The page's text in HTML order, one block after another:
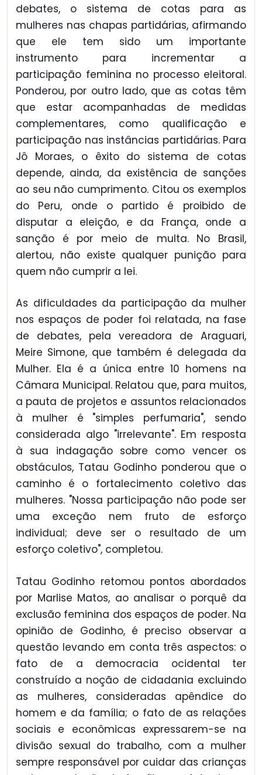
debates, o sistema de cotas para as
mulheres nas chapas partidárias, afirmando
que ele tem sido um importante
instrumento para incrementar a
participação feminina no processo eleitoral.
Ponderou, por outro lado, que as cotas têm
que estar acompanhadas de medidas
complementares, como qualificação e
participação nas instâncias partidárias. Para
Jô Moraes, o êxito do sistema de cotas
depende, ainda, da existência de sanções
ao seu não cumprimento. Citou os exemplos
do Peru, onde o partido é proibido de
disputar a eleição, e da França, onde a
sanção é por meio de multa. No Brasil,
alertou, não existe qualquer punição para
quem não cumprir a lei.
As dificuldades da participação da mulher
nos espaços de poder foi relatada, na fase
de debates, pela vereadora de Araguari,
Meire Simone, que também é delegada da
Mulher. Ela é a única entre 10 homens na
Câmara Municipal. Relatou que, para muitos,
a pauta de projetos e assuntos relacionados
à mulher é "simples perfumaria", sendo
considerada algo "irrelevante". Em resposta
à sua indagação sobre como vencer os
obstáculos, Tatau Godinho ponderou que o
caminho é o fortalecimento coletivo das
mulheres. "Nossa participação não pode ser
uma exceção nem fruto de esforço
individual; deve ser o resultado de um
esforço coletivo", completou.
Tatau Godinho retomou pontos abordados
por Marlise Matos, ao analisar o porquê da
exclusão feminina dos espaços de poder. Na
opinião de Godinho, é preciso observar a
questão levando em conta três aspectos: o
fato de a democracia ocidental ter
construído a noção de cidadania excluindo
as mulheres, consideradas apêndice do
homem e da família; o fato de as relações
sociais e econômicas expressarem-se na
divisão sexual do trabalho, com a mulher
sempre responsável por cuidar das crianças